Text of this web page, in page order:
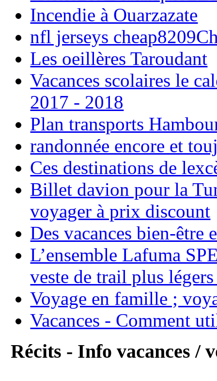
Incendie à Ouarzazate
nfl jerseys
Les oeillères Taroudant
Vacances scolaires le
2017 - 2018
Plan transports
randonnée encore et
Ces destinations de
Billet davion pour la
voyager à prix discount
Des vacances bien-être
L’ensemble Lafuma
veste de trail plus
Voyage en famille ;
Vacances - Comment
Récits - Info vacances /